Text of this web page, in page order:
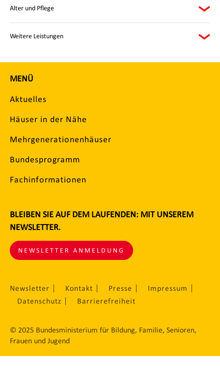
Alter und Pflege
Weitere Leistungen
MENÜ
Aktuelles
Häuser in der Nähe
Mehrgenerationenhäuser
Bundesprogramm
Fachinformationen
BLEIBEN SIE AUF DEM LAUFENDEN: MIT UNSEREM
NEWSLETTER.
NEWSLETTER ANMELDUNG
Newsletter Kontakt Presse
Impressum
Datenschutz
Barrierefreiheit
© 2025 Bundesministerium für Bildung, Familie, Senioren,
Frauen und Jugend